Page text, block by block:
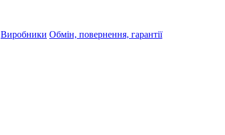
Виробники Обмін, повернення, гарантії